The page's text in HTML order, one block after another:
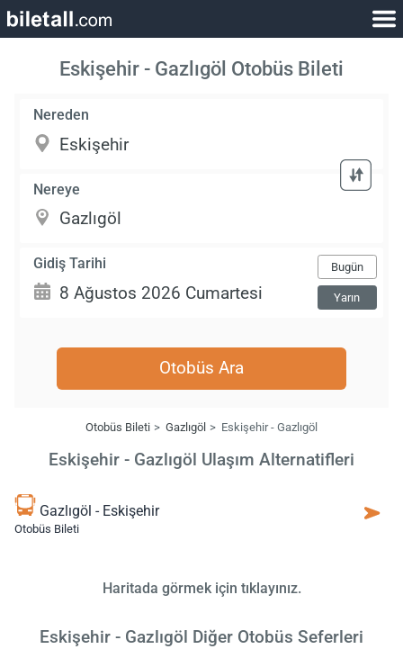
Eskişehir - Gazlıgöl Otobüs Bileti
Nereden
Nereye
Gidiş Tarihi Bugün
Yarın
Otobüs Ara
Otobüs Bileti Gazlıgöl Eskişehir - Gazlıgöl
Eskişehir - Gazlıgöl Ulaşım Alternatifleri
Gazlıgöl - Eskişehir
Otobüs Bileti
Haritada görmek için tıklayınız.
Eskişehir - Gazlıgöl Diğer Otobüs Seferleri